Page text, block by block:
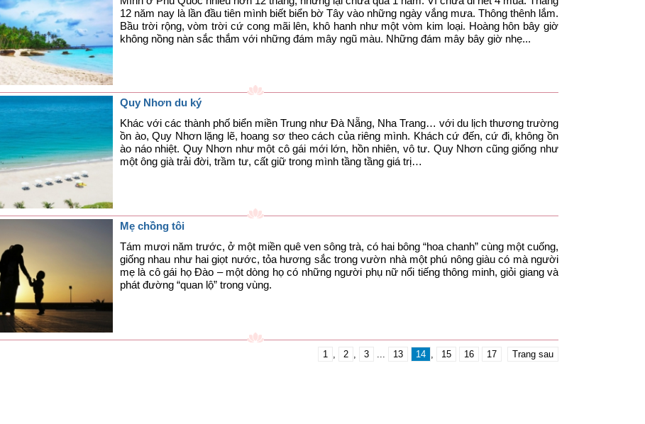
12 năm nay là lần đầu tiên mình biết biển bờ Tây vào những ngày vắng mưa. Thông thênh lắm.
Bầu trời rộng, vòm trời cứ cong mãi lên, khô hanh như một vòm kim loại. Hoàng hôn bây giờ
không nồng nàn sắc thắm với những đám mây ngũ màu. Những đám mây bây giờ nhẹ...
Quy Nhơn du ký
Khác với các thành phố biển miền Trung như Đà Nẵng, Nha Trang… với du lịch thương trường
ồn ào, Quy Nhơn lặng lẽ, hoang sơ theo cách của riêng mình. Khách cứ đến, cứ đi, không ồn
ào náo nhiệt. Quy Nhơn như một cô gái mới lớn, hồn nhiên, vô tư. Quy Nhơn cũng giống như
một ông già trải đời, trầm tư, cất giữ trong mình tầng tầng giá trị…
Mẹ chồng tôi
Tám mươi năm trước, ở một miền quê ven sông trà, có hai bông “hoa chanh” cùng một cuống,
giống nhau như hai giọt nước, tỏa hương sắc trong vườn nhà một phú nông giàu có mà người
mẹ là cô gái họ Đào – một dòng họ có những người phụ nữ nổi tiếng thông minh, giỏi giang và
phát đường “quan lộ” trong vùng.
1 2 3 13 14 15 16 17 Trang sau